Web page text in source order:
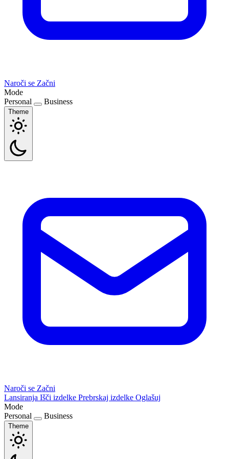
Naroči se Začni
Mode
Personal
Business
Theme
Naroči se Začni
Lansiranja Išči izdelke Prebrskaj izdelke Oglašuj
Mode
Personal
Business
Theme